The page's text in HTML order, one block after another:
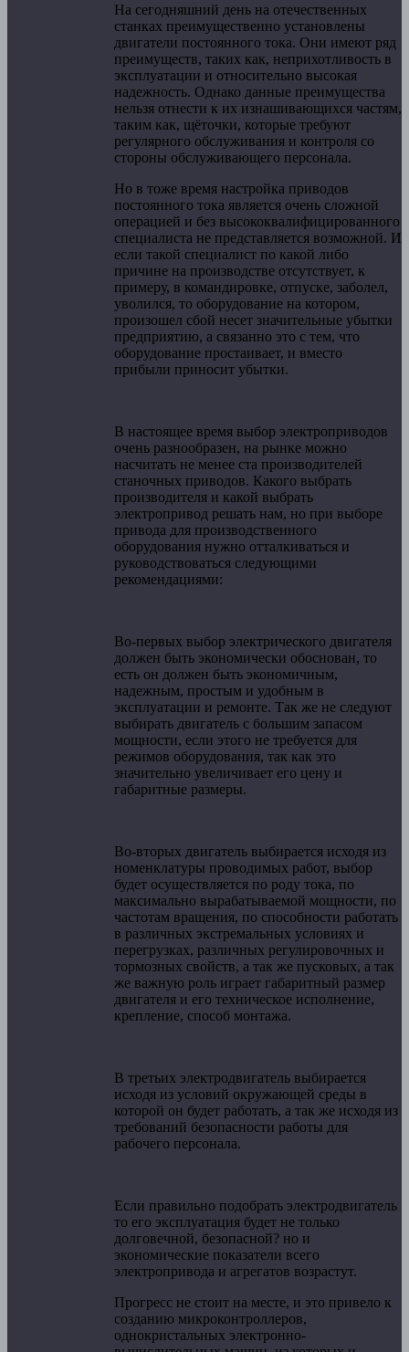
На сегодняшний день на отечественных
станках преимущественно установлены
двигатели постоянного тока. Они имеют ряд
преимуществ, таких как, неприхотливость в
эксплуатации и относительно высокая
надежность. Однако данные преимущества
нельзя отнести к их изнашивающихся частям,
таким как, щёточки, которые требуют
регулярного обслуживания и контроля со
стороны обслуживающего персонала.
Но в тоже время настройка приводов
постоянного тока является очень сложной
операцией и без высококвалифицированного
специалиста не представляется возможной. И
если такой специалист по какой либо
причине на производстве отсутствует, к
примеру, в командировке, отпуске, заболел,
уволился, то оборудование на котором,
произошел сбой несет значительные убытки
предприятию, а связанно это с тем, что
оборудование простаивает, и вместо
прибыли приносит убытки.
В настоящее время выбор электроприводов
очень разнообразен, на рынке можно
насчитать не менее ста производителей
станочных приводов. Какого выбрать
производителя и какой выбрать
электропривод решать нам, но при выборе
привода для производственного
оборудования нужно отталкиваться и
руководствоваться следующими
рекомендациями:
Во-первых выбор электрического двигателя
должен быть экономически обоснован, то
есть он должен быть экономичным,
надежным, простым и удобным в
эксплуатации и ремонте. Так же не следуют
выбирать двигатель с большим запасом
мощности, если этого не требуется для
режимов оборудования, так как это
значительно увеличивает его цену и
габаритные размеры.
Во-вторых двигатель выбирается исходя из
номенклатуры проводимых работ, выбор
будет осуществляется по роду тока, по
максимально вырабатываемой мощности, по
частотам вращения, по способности работать
в различных экстремальных условиях и
перегрузках, различных регулировочных и
тормозных свойств, а так же пусковых, а так
же важную роль играет габаритный размер
двигателя и его техническое исполнение,
крепление, способ монтажа.
В третьих электродвигатель выбирается
исходя из условий окружающей среды в
которой он будет работать, а так же исходя из
требований безопасности работы для
рабочего персонала.
Если правильно подобрать электродвигатель
то его эксплуатация будет не только
долговечной, безопасной? но и
экономические показатели всего
электропривода и агрегатов возрастут.
Прогресс не стоит на месте, и это привело к
созданию микроконтроллеров,
однокристальных электронно-